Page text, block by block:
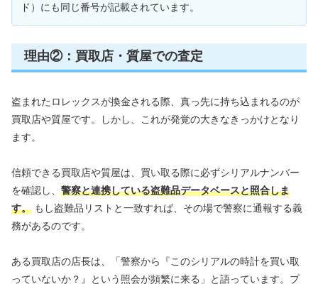
ド）にも同じ番号が記載されています。
理由②：買取店・質屋での査定
盗まれたロレックスが換金される際、真っ先に持ち込まれるのが
買取店や質屋です。しかし、これが発覚の大きなきっかけとなり
ます。
信頼できる買取店や質屋は、買い取る際に必ずシリアルナンバー
を確認し、 警察と連携している盗難品データベースと照合しま
す。 もし盗難品リストと一致すれば、その場で警察に通報する義
務があるのです。
ある買取店の店長は、「警察から『このシリアルの時計を買い取
っていないか？』という照会が頻繁に来る」と語っています。プ